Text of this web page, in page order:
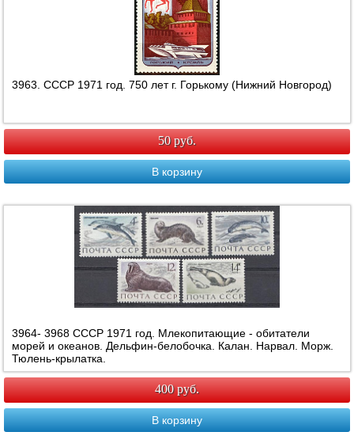
3963. СССР 1971 год. 750 лет г. Горькому (Нижний Новгород)
50 руб.
В корзину
3964- 3968 СССР 1971 год. Млекопитающие - обитатели
морей и океанов. Дельфин-белобочка. Калан. Нарвал. Морж.
Тюлень-крылатка.
400 руб.
В корзину